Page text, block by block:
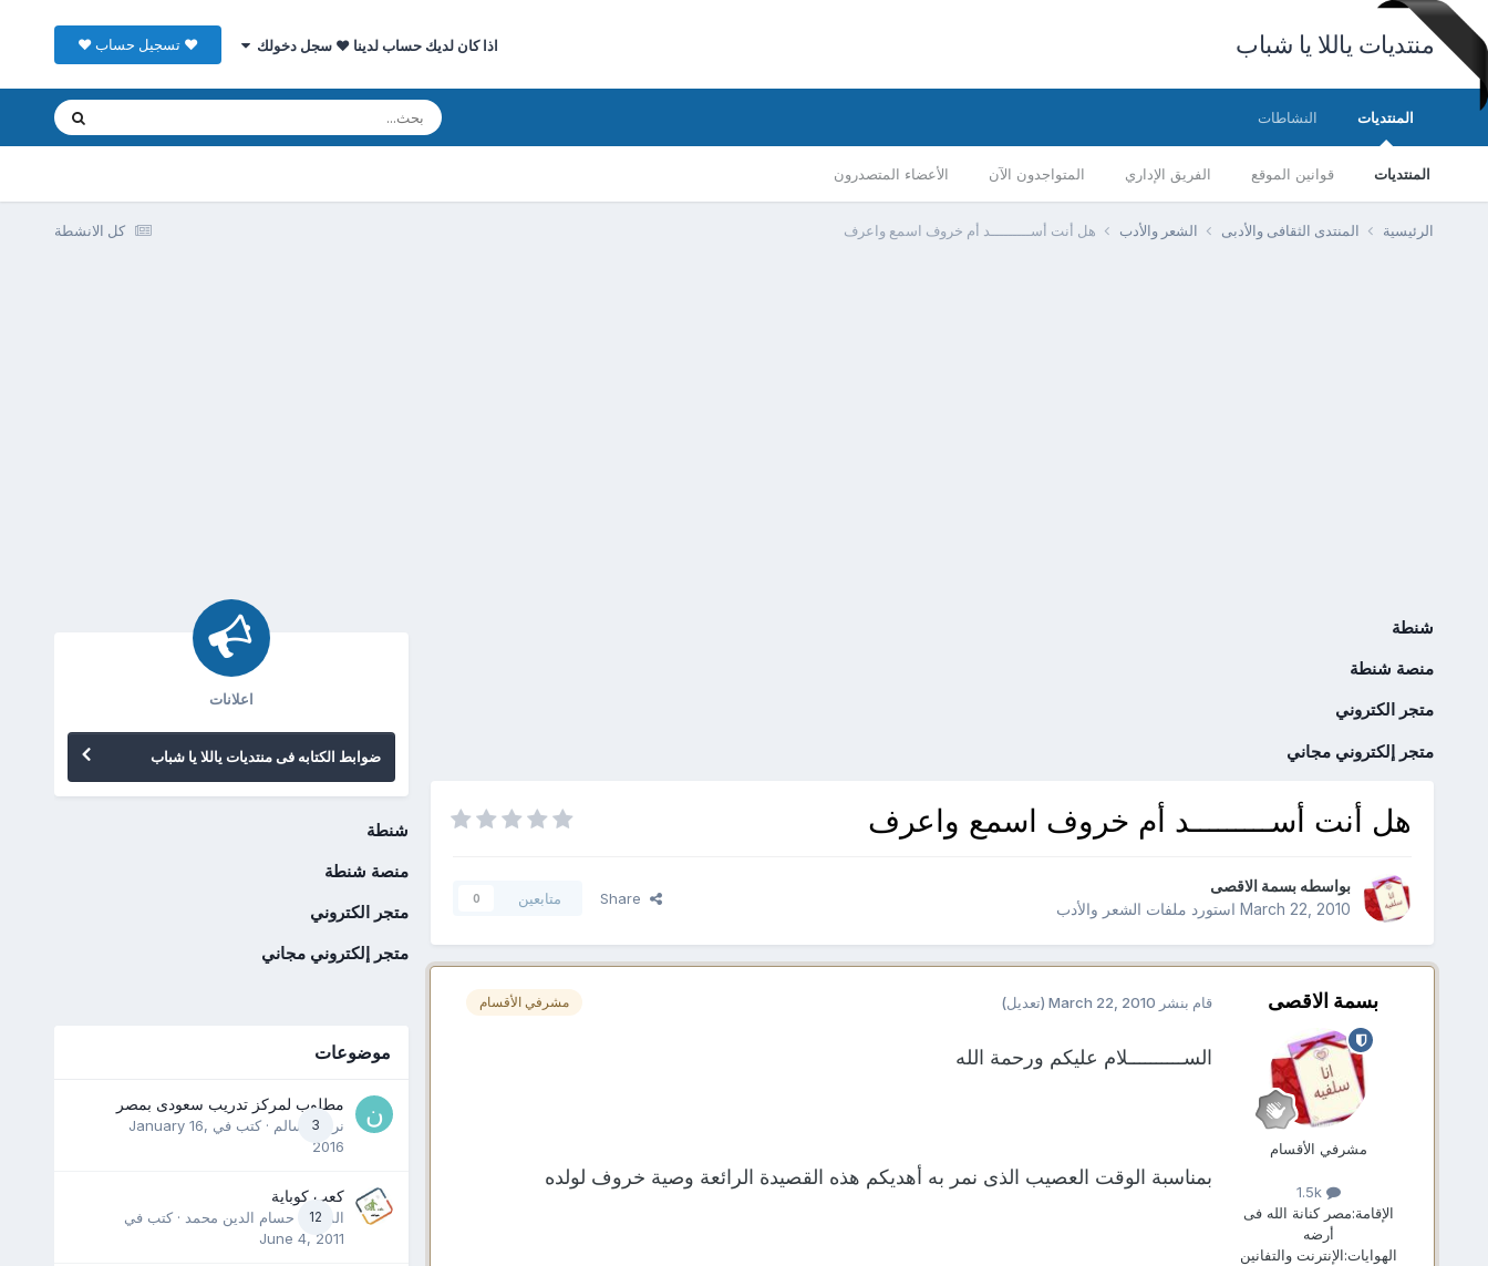
منتديات ياللا يا شباب اذا كان لديك حساب لدينا ♥ سجل دخولك ♥ تسجيل حساب ♥
المنتديات
المنتديات قوانين الموقع الفريق الإداري المتواجدون الآن الأعضاء المتصدرون
النشاطات
كل الانشطة الرئيسية المنتدى الثقافى والأدبى الشعر والأدب هل أنت أســـــــــد أم خروف اسمع واعرف
شنطة
منصة شنطة
متجر الكتروني
متجر إلكتروني مجاني
هل أنت أســـــــــد أم خروف اسمع واعرف
بواسطه بسمة الاقصى
March 22, 2010استورد ملفات الشعر والأدب
Share متابعين 0
بسمة الاقصى
مشرفي الأقسام
1.5k
الإقامة:مصر كنانة الله فى
أرضه
الهوايات:الإنترنت والتفانين
مشرفي الأقسام قام بنشر March 22, 2010 (تعديل)
الســــــــــلام عليكم ورحمة الله
بمناسبة الوقت العصيب الذى نمر به أهديكم هذه القصيدة الرائعة وصية خروف لولده
اعلانات
ضوابط الكتابه فى منتديات ياللا يا شباب
شنطة
منصة شنطة
متجر الكتروني
متجر إلكتروني مجاني
موضوعات
3
مطلوب لمركز تدريب سعودى بمصر
نرمين سالم · كتب في January 16,
2016
12
كعب كوباية
المدرب حسام الدين محمد · كتب في
June 4, 2011